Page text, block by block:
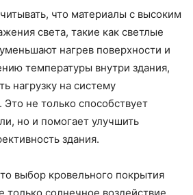
что материалы с высоким
света, такие как светлые
нагрев поверхности и
температуры внутри здания,
нагрузку на систему
не только способствует
но и помогает улучшить
здания.
выбор кровельного покрытия